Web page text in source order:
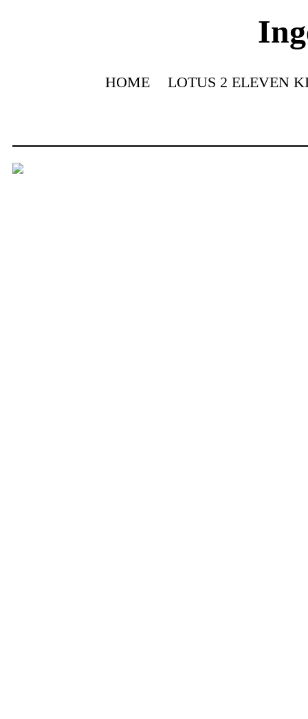
HOME LOTUS 2 ELEVEN